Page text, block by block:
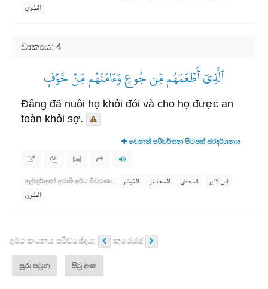
الطبري
වාක්‍යය: 4
ٱلَّذِيٓ أَطۡعَمَهُم مِّن جُوعٖ وَءَامَنَهُم مِّنۡ خَوۡفِۭ
Đấng đã nuôi họ khỏi đói và cho họ được an
toàn khỏi sợ.
වෙනත් පරිවර්තන පිටපත් ප්රදර්ශනය
අල්කුර්ආන් අරාබි අර්ථ විවරණ: المُيسَّر المختصر السعدي
ابن كثير
الطبري
අර්ථ කථනය පරිච්ඡේදය: කුරෙය්ෂ්
සූරා පටුන පිටු අංක